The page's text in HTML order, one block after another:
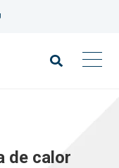
de calor